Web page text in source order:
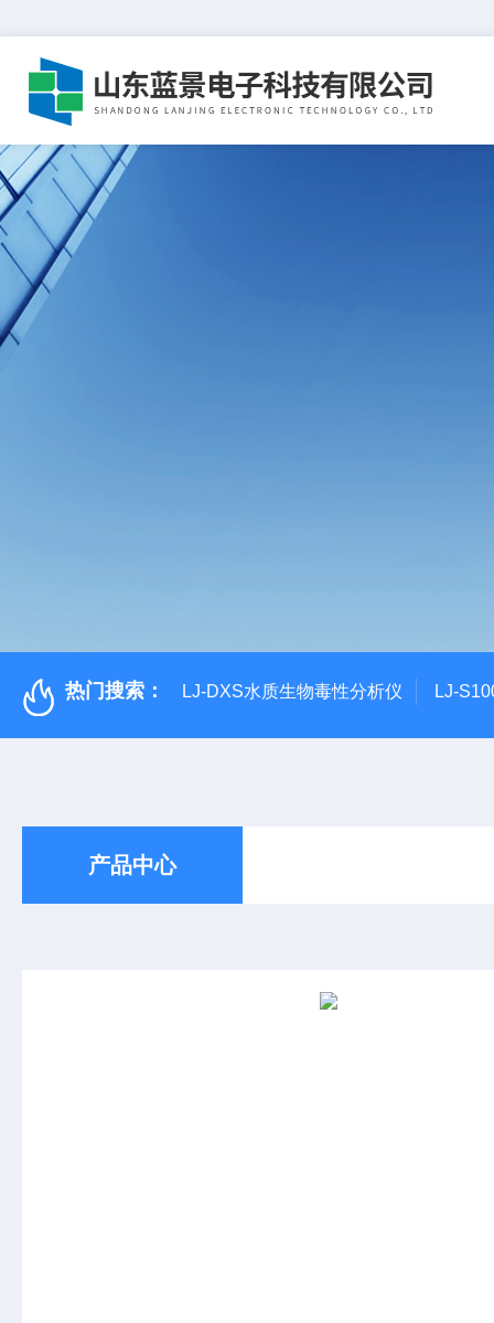
热门搜索： LJ-DXS水质生物毒性分析仪 LJ-
产品中心